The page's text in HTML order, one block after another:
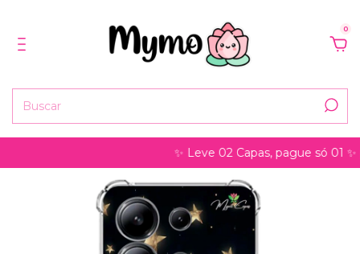
0
✨ Leve 02 Capas, pague só 01 ✨